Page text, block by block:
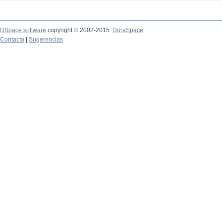
DSpace software copyright © 2002-2015
DuraSpace
Contacto
Sugerencias